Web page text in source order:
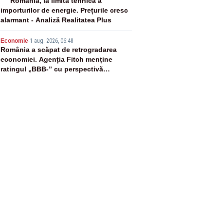
importurilor de energie. Prețurile cresc
alarmant - Analiză Realitatea Plus
Economie-1 aug. 2026, 06:48
România a scăpat de retrogradarea
economiei. Agenția Fitch menține
ratingul „BBB-” cu perspectivă